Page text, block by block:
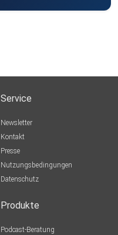
Service
Newsletter
Kontakt
Presse
Nutzungsbedingungen
Datenschutz
Produkte
Podcast-Beratung